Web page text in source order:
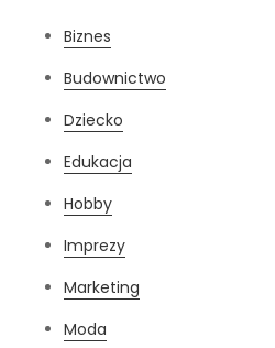
Biznes
Budownictwo
Dziecko
Edukacja
Hobby
Imprezy
Marketing
Moda